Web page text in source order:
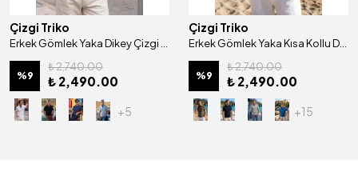
Çizgi Triko
Erkek Gömlek Yaka Dikey Çizgi Desenli Mısır Pamuğu Merserize Kagi Tişört Klasik Kalıp - 5322
%9
₺ 2,740.00
₺ 2,490.00
+5
Çizgi Triko
Erkek Gömlek Yaka Kısa Kollu Düğmeli Mısır Pamuğu Merserize Kagi Tişört Klasik Kalıp - 5310
%9
₺ 2,740.00
₺ 2,490.00
+15